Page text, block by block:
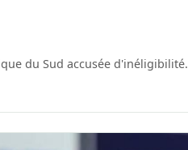
du Sud accusée d'inéligibilité.